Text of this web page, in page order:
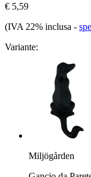
€ 5,59
(IVA 22% inclusa -
Variante:
Miljögården